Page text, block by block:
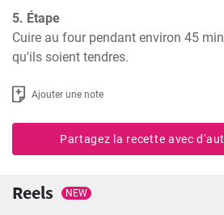
5. Étape
Cuire au four pendant environ 45
qu'ils soient tendres.
Ajouter une note
Partagez la recette avec
Reels NEW